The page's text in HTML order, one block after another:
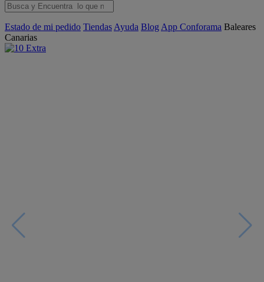
Estado de mi pedido Tiendas Ayuda Blog App Conforama Baleares
Canarias